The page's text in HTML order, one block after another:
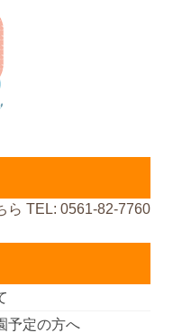
ら TEL: 0561-82-7760
予定の方へ